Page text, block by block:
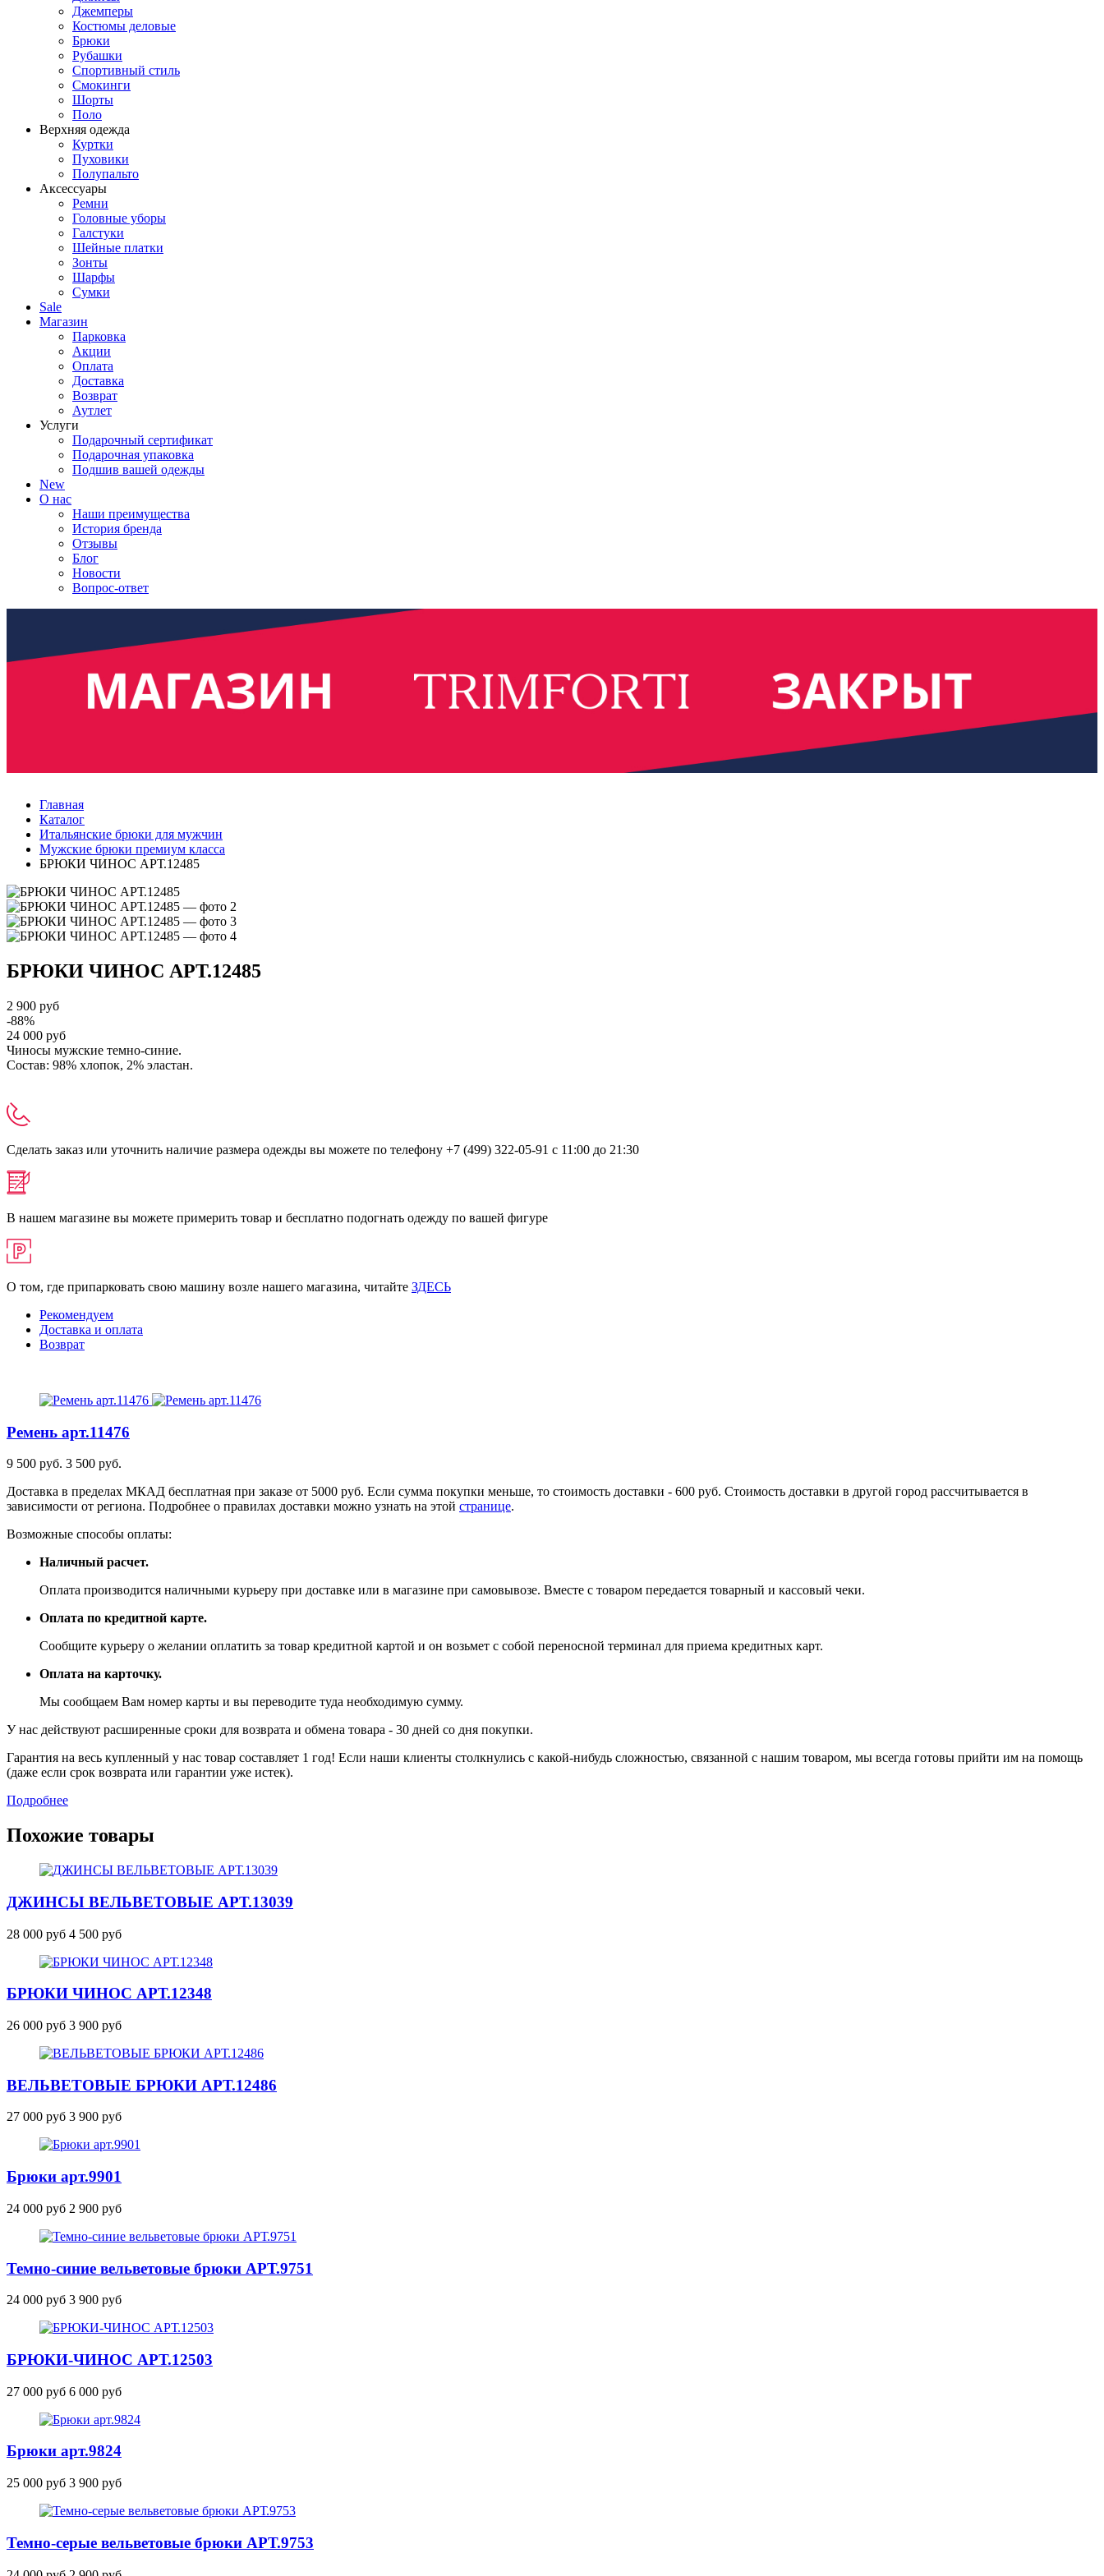
Джемперы
Костюмы деловые
Брюки
Рубашки
Спортивный стиль
Смокинги
Шорты
Поло
Верхняя одежда
Куртки
Пуховики
Полупальто
Аксессуары
Ремни
Головные уборы
Галстуки
Шейные платки
Зонты
Шарфы
Сумки
Sale
Магазин
Парковка
Акции
Оплата
Доставка
Возврат
Аутлет
Услуги
Подарочный сертификат
Подарочная упаковка
Подшив вашей одежды
New
О нас
Наши преимущества
История бренда
Отзывы
Блог
Новости
Вопрос-ответ
Главная
Каталог
Итальянские брюки для мужчин
Мужские брюки премиум класса
БРЮКИ ЧИНОС АРТ.12485
БРЮКИ ЧИНОС АРТ.12485
2 900 руб
-88%
24 000 руб
Чиносы мужские темно-синие.
Состав: 98% хлопок, 2% эластан.
Сделать заказ или уточнить наличие размера одежды вы можете по телефону +7 (499) 322-05-91 с 11:00 до 21:30
В нашем магазине вы можете примерить товар и бесплатно подогнать одежду по вашей фигуре
О том, где припарковать свою машину возле нашего магазина, читайте ЗДЕСЬ
Рекомендуем
Доставка и оплата
Возврат
Ремень арт.11476
9 500 руб. 3 500 руб.
Доставка в пределах МКАД бесплатная при заказе от 5000 руб. Если сумма покупки меньше, то стоимость доставки - 600 руб. Стоимость доставки в другой город рассчитывается в
зависимости от региона. Подробнее о правилах доставки можно узнать на этой странице.
Возможные способы оплаты:
Наличный расчет.
Оплата производится наличными курьеру при доставке или в магазине при самовывозе. Вместе с товаром передается товарный и кассовый чеки.
Оплата по кредитной карте.
Сообщите курьеру о желании оплатить за товар кредитной картой и он возьмет с собой переносной терминал для приема кредитных карт.
Оплата на карточку.
Мы сообщаем Вам номер карты и вы переводите туда необходимую сумму.
У нас действуют расширенные сроки для возврата и обмена товара - 30 дней со дня покупки.
Гарантия на весь купленный у нас товар составляет 1 год! Если наши клиенты столкнулись с какой-нибудь сложностью, связанной с нашим товаром, мы всегда готовы прийти им на помощь
(даже если срок возврата или гарантии уже истек).
Подробнее
Похожие товары
ДЖИНСЫ ВЕЛЬВЕТОВЫЕ АРТ.13039
28 000 руб 4 500 руб
БРЮКИ ЧИНОС АРТ.12348
26 000 руб 3 900 руб
ВЕЛЬВЕТОВЫЕ БРЮКИ АРТ.12486
27 000 руб 3 900 руб
Брюки арт.9901
24 000 руб 2 900 руб
Темно-синие вельветовые брюки АРТ.9751
24 000 руб 3 900 руб
БРЮКИ-ЧИНОС АРТ.12503
27 000 руб 6 000 руб
Брюки арт.9824
25 000 руб 3 900 руб
Темно-серые вельветовые брюки АРТ.9753